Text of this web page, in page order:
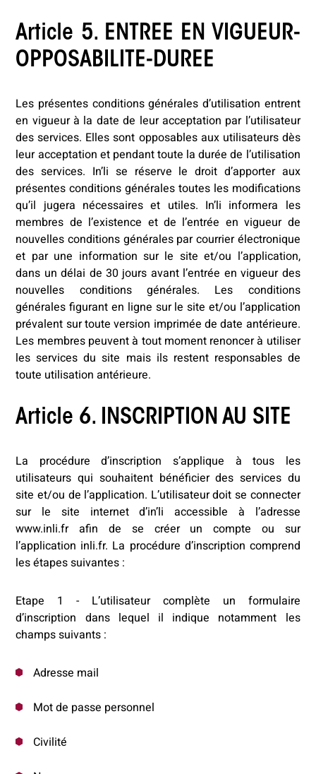
Article 5. ENTREE EN VIGUEUR-
OPPOSABILITE-DUREE
Les présentes conditions générales d’utilisation entrent
en vigueur à la date de leur acceptation par l’utilisateur
des services. Elles sont opposables aux utilisateurs dès
leur acceptation et pendant toute la durée de l’utilisation
des services. In’li se réserve le droit d’apporter aux
présentes conditions générales toutes les modifications
qu’il jugera nécessaires et utiles. In’li informera les
membres de l’existence et de l’entrée en vigueur de
nouvelles conditions générales par courrier électronique
et par une information sur le site et/ou l’application,
dans un délai de 30 jours avant l’entrée en vigueur des
nouvelles conditions générales. Les conditions
générales figurant en ligne sur le site et/ou l’application
prévalent sur toute version imprimée de date antérieure.
Les membres peuvent à tout moment renoncer à utiliser
les services du site mais ils restent responsables de
toute utilisation antérieure.
Article 6. INSCRIPTION AU SITE
La procédure d’inscription s’applique à tous les
utilisateurs qui souhaitent bénéficier des services du
site et/ou de l’application. L’utilisateur doit se connecter
sur le site internet d’in’li accessible à l’adresse
www.inli.fr afin de se créer un compte ou sur
l’application inli.fr. La procédure d’inscription comprend
les étapes suivantes :
Etape 1 - L’utilisateur complète un formulaire
d’inscription dans lequel il indique notamment les
champs suivants :
Adresse mail
Mot de passe personnel
Civilité